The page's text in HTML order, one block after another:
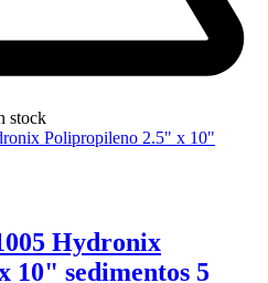
stock
Hydronix
10" sedimentos 5